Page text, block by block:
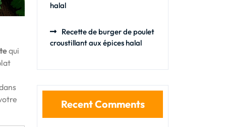
qui
halal
Recette de burger de poulet
croustillant aux épices halal
Recent Comments